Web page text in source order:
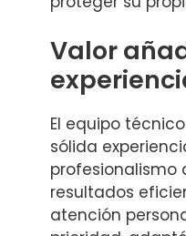
Valor
El equipo
sólida
profesionalismo
resultados
atención